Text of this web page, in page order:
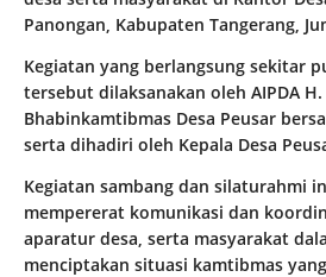
Panongan, Kabupaten Tangerang,
Kegiatan yang berlangsung sekitar
tersebut dilaksanakan oleh AIPDA H.
Bhabinkamtibmas Desa Peusar
serta dihadiri oleh Kepala Desa
Kegiatan sambang dan silaturahmi
mempererat komunikasi dan
aparatur desa, serta masyarakat
menciptakan situasi kamtibmas